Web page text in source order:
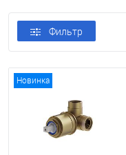
Фильтр
Новинка